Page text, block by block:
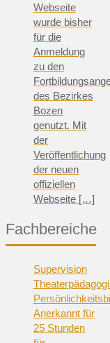
Webseite
wurde bisher
für die
Anmeldung
zu den
des Bezirkes
Bozen
genutzt. Mit
der
Veröffentlichung
der neuen
offiziellen
Webseite […]
Fachbereiche
Supervision
Anerkannt für
25 Stunden